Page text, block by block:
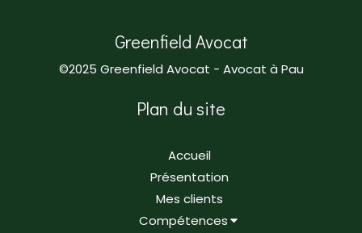
Greenfield Avocat
©2025 Greenfield Avocat - Avocat à Pau
Plan du site
Accueil
Présentation
Mes clients
Compétences